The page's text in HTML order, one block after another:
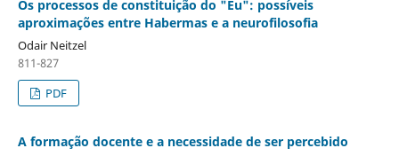
Os processos de constituição do "Eu": possíveis
aproximações entre Habermas e a neurofilosofia
Odair Neitzel
811-827
PDF
A formação docente e a necessidade de ser percebido